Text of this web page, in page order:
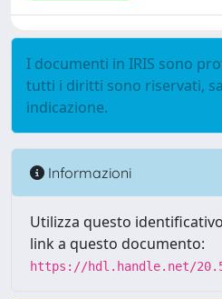
I documenti in IRIS sono
tutti i diritti sono riservati,
indicazione.
Informazioni
Utilizza questo
link a questo documento:
https://hdl.handle.net/